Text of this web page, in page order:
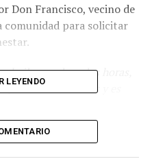
Don Francisco, vecino de
comunidad para solicitar
baile que dura dos horas,
va a durar años y es
superior a 200 mil
LEYENDO